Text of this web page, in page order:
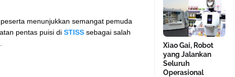
menunjukkan semangat pemuda
pentas puisi di STISS sebagai salah
Xiao Gai, Robot
yang Jalankan
Seluruh
Operasional